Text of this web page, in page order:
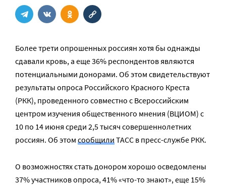
Более трети опрошенных россиян хотя бы однажды
сдавали кровь, а еще 36% респондентов являются
потенциальными донорами. Об этом свидетельствуют
результаты опроса Российского Красного Креста
(РКК), проведенного совместно с Всероссийским
центром изучения общественного мнения (ВЦИОМ) с
10 по 14 июня среди 2,5 тысяч совершеннолетних
россиян. Об этом сообщилиТАСС в пресс-службе РКК.
О возможностях стать донором хорошо осведомлены
37% участников опроса, 41% «что-то знают», еще 15%